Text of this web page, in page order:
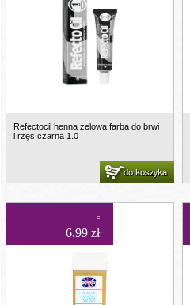
Refectocil henna żelowa farba do brwi
i rzęs czarna 1.0
do koszyka
6.99 zł